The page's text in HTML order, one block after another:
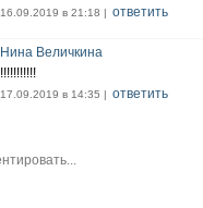
16.09.2019 в 21:18 | ответить
Нина Величкина
!!!!!!!!!!!
17.09.2019 в 14:35 | ответить